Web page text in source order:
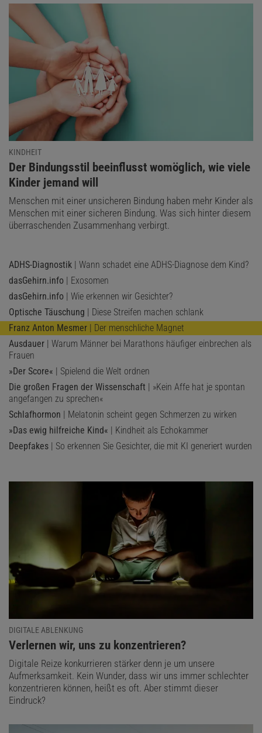
KINDHEIT
:
Der Bindungsstil beeinflusst womöglich, wie viele
Kinder jemand will
Menschen mit einer unsicheren Bindung haben mehr Kinder als
Menschen mit einer sicheren Bindung. Was sich hinter diesem
überraschenden Zusammenhang verbirgt.
ADHS-Diagnostik | Wann schadet eine ADHS-Diagnose dem Kind?
dasGehirn.info | Exosomen
dasGehirn.info | Wie erkennen wir Gesichter?
Optische Täuschung | Diese Streifen machen schlank
Franz Anton Mesmer | Der menschliche Magnet
Ausdauer | Warum Männer bei Marathons häufiger einbrechen als
Frauen
»Der Score« | Spielend die Welt ordnen
Die großen Fragen der Wissenschaft | »Kein Affe hat je spontan
angefangen zu sprechen«
Schlafhormon | Melatonin scheint gegen Schmerzen zu wirken
»Das ewig hilfreiche Kind« | Kindheit als Echokammer
Deepfakes | So erkennen Sie Gesichter, die mit KI generiert wurden
DIGITALE ABLENKUNG
:
Verlernen wir, uns zu konzentrieren?
Digitale Reize konkurrieren stärker denn je um unsere
Aufmerksamkeit. Kein Wunder, dass wir uns immer schlechter
konzentrieren können, heißt es oft. Aber stimmt dieser
Eindruck?